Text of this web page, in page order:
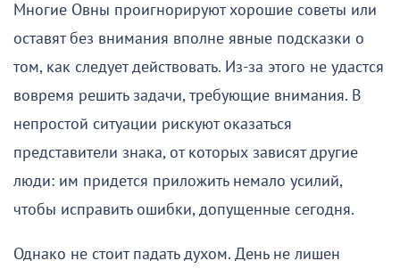
Многие Овны проигнорируют хорошие советы или
оставят без внимания вполне явные подсказки о
том, как следует действовать. Из-за этого не удастся
вовремя решить задачи, требующие внимания. В
непростой ситуации рискуют оказаться
представители знака, от которых зависят другие
люди: им придется приложить немало усилий,
чтобы исправить ошибки, допущенные сегодня.
Однако не стоит падать духом. День не лишен